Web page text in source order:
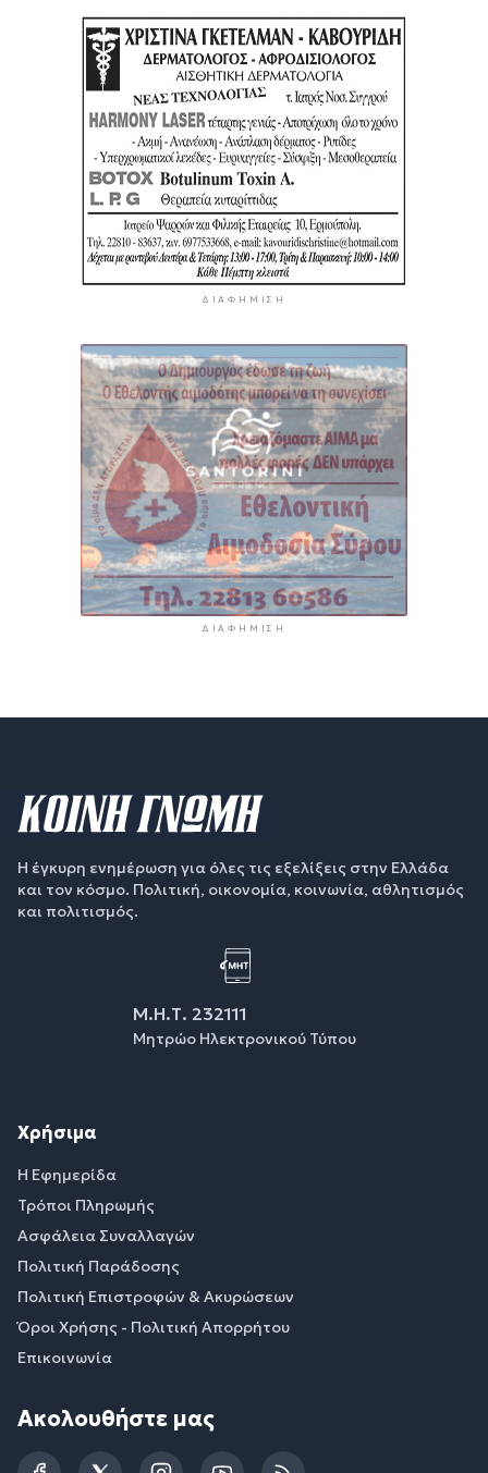
ΔΙΑΦΉΜΙΣΗ
ΔΙΑΦΉΜΙΣΗ
Η έγκυρη ενημέρωση για όλες τις εξελίξεις στην Ελλάδα
και τον κόσμο. Πολιτική, οικονομία, κοινωνία, αθλητισμός
και πολιτισμός.
Μ.Η.Τ. 232111
Μητρώο Ηλεκτρονικού Τύπου
Χρήσιμα
Η Εφημερίδα
Τρόποι Πληρωμής
Ασφάλεια Συναλλαγών
Πολιτική Παράδοσης
Πολιτική Επιστροφών & Ακυρώσεων
Όροι Χρήσης - Πολιτική Απορρήτου
Επικοινωνία
Ακολουθήστε μας